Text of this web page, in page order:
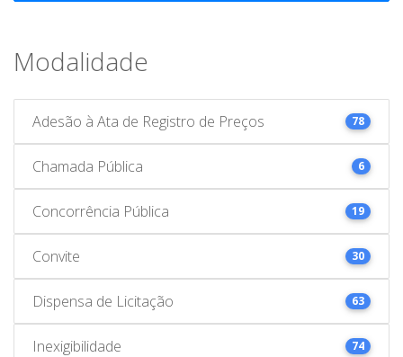
Modalidade
Adesão à Ata de Registro de Preços 78
Chamada Pública 6
Concorrência Pública 19
Convite 30
Dispensa de Licitação 63
Inexigibilidade 74